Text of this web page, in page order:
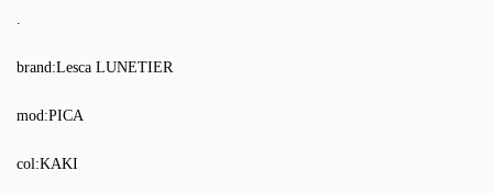
.
brand:Lesca LUNETIER
mod:PICA
col:KAKI